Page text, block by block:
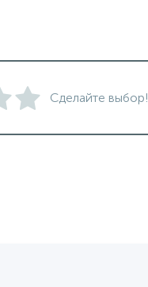
Сделайте выбор!